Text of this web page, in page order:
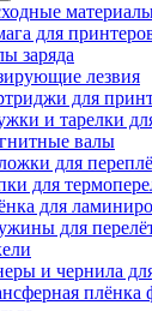
для
заряда
лезвия
для
и тарелки
валы
для
для
для
для
и чернила
плёнка